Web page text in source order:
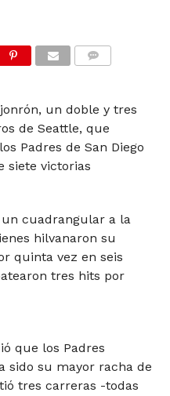
un doble y tres
de Seattle, que
Padres de San Diego
siete victorias
cuadrangular a la
hilvanaron su
quinta vez en seis
tres hits por
que los Padres
sido su mayor racha de
tres carreras -todas